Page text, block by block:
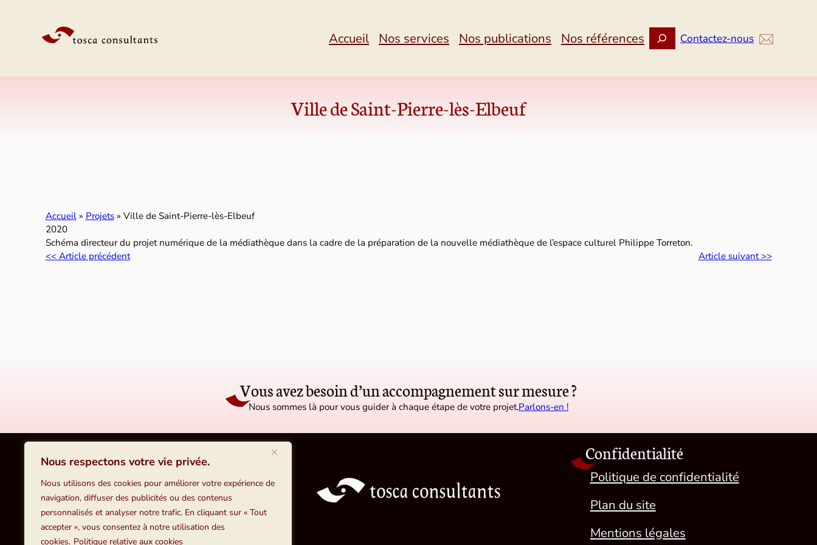
Nous respectons votre vie privée.
Nous utilisons des cookies pour améliorer votre expérience de
navigation, diffuser des publicités ou des contenus
personnalisés et analyser notre trafic. En cliquant sur « Tout
accepter », vous consentez à notre utilisation des
cookies. Politique relative aux cookies
Accueil Nos services Nos publications Nos références RechercherContactez-nous
Ville de Saint-Pierre-lès-Elbeuf
Accueil» Projets» Ville de Saint-Pierre-lès-Elbeuf
2020
Schéma directeur du projet numérique de la médiathèque dans la cadre de la préparation de la nouvelle médiathèque de l’espace culturel Philippe Torreton.
<< Article précédent
Article suivant >>
Vous avez besoin d’un accompagnement sur mesure ?
Nous sommes là pour vous guider à chaque étape de votre projet.Parlons-en !
Nous contacter
Tosca consultants
Conseil en systèmes d'information et de
documentation
12, rue Ernest Laval, 92170 VANVES
Confidentialité
Politique de confidentialité
Plan du site
Mentions légales